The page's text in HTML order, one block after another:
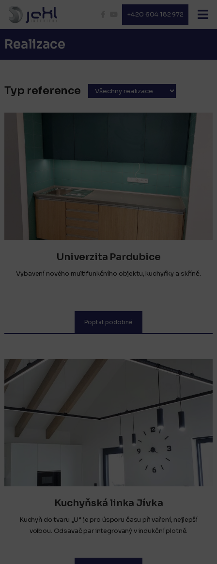
+420 604 182 972
Realizace
Typ reference
Univerzita Pardubice
Vybavení nového multifunkčního objektu, kuchyňky a skříně.
Poptat podobné
Kuchyňská linka Jívka
Kuchyň do tvaru „U“ je pro úsporu času při vaření, nejlepší
volbou. Odsavač par integrovaný v indukční plotně.